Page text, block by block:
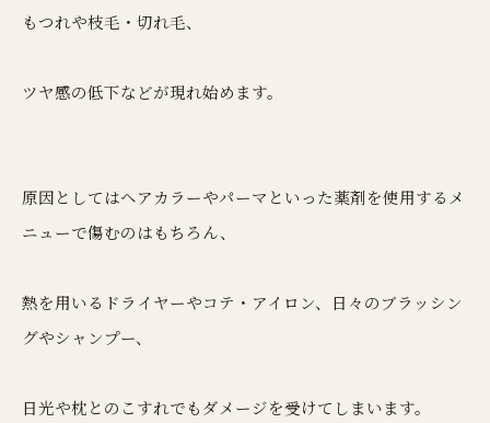
もつれや枝毛・切れ毛、
ツヤ感の低下などが現れ始めます。
原因としてはヘアカラーやパーマといった薬剤を使用するメ
ニューで傷むのはもちろん、
熱を用いるドライヤーやコテ・アイロン、日々のブラッシン
グやシャンプー、
日光や枕とのこすれでもダメージを受けてしまいます。